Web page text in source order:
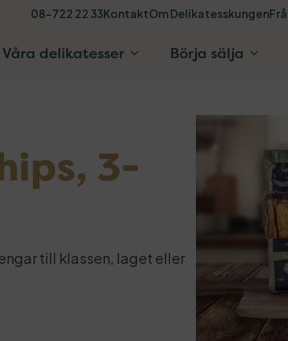
08-722 22 33KontaktOm Delikatesskungen
Våra delikatesser Börja sälja
3-
till klassen, laget eller